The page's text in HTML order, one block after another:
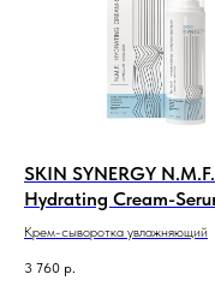
SKIN SYNERGY N.M.F.
Hydrating Cream-
Крем-сыворотка увлажняющий
3 760 р.